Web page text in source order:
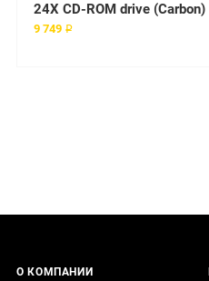
24X CD-ROM drive (Carbon)
9 749 ₽
О КОМПАНИИ